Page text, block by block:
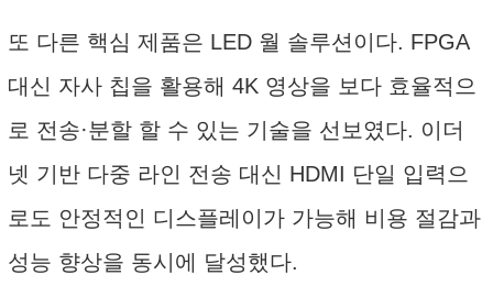
또 다른 핵심 제품은 LED 월 솔루션이다. FPGA
대신 자사 칩을 활용해 4K 영상을 보다 효율적으
로 전송·분할 할 수 있는 기술을 선보였다. 이더
넷 기반 다중 라인 전송 대신 HDMI 단일 입력으
로도 안정적인 디스플레이가 가능해 비용 절감과
성능 향상을 동시에 달성했다.